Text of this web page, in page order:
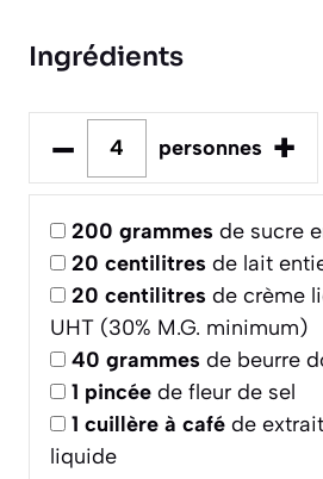
Ingrédients
– personnes +
200 grammes de sucre
20 centilitres de lait
20 centilitres de crème
UHT (30% M.G. minimum)
40 grammes de beurre
1 pincée de fleur de sel
1 cuillère à café de
liquide